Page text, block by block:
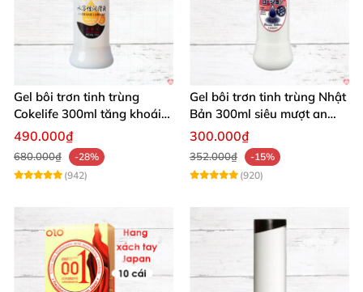
Gel bôi trơn tinh trùng
Cokelife 300ml tăng khoái
cảm, an toàn
490.000₫
680.000₫
-28%
(942)
Gel bôi trơn tinh trùng Nhật
Bản 300ml siêu mượt an
toàn cho yêu
300.000₫
352.000₫
-15%
(920)